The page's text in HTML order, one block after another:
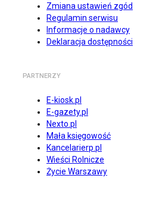
Zmiana ustawień zgód
Regulamin serwisu
Informacje o nadawcy
Deklaracja dostępności
PARTNERZY
E-kiosk.pl
E-gazety.pl
Nexto.pl
Mała księgowość
Kancelarierp.pl
Wieści Rolnicze
Życie Warszawy